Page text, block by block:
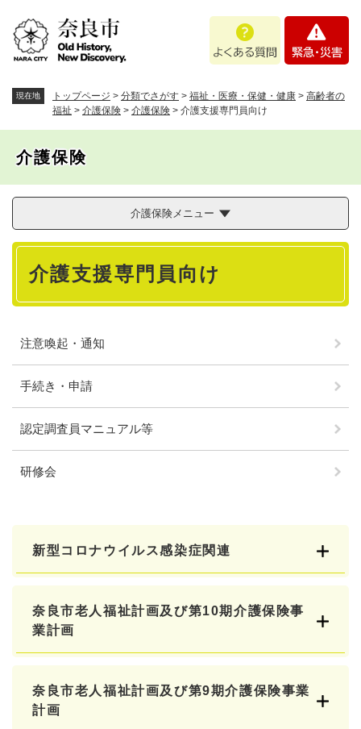
あ
問
・
現在地 トップページ > 分類でさがす > 福祉・医療・保健・健康 > 高齢者の
福祉 > 介護保険 > 介護保険 > 介護支援専門員向け
介護保険
介護保険メニュー
本
介護支援専門員向け
注意喚起・通知
手続き・申請
認定調査員マニュアル等
研修会
新型コロナウイルス感染症関連
奈良市老人福祉計画及び第10期介護保険事
業計画
奈良市老人福祉計画及び第9期介護保険事業
計画